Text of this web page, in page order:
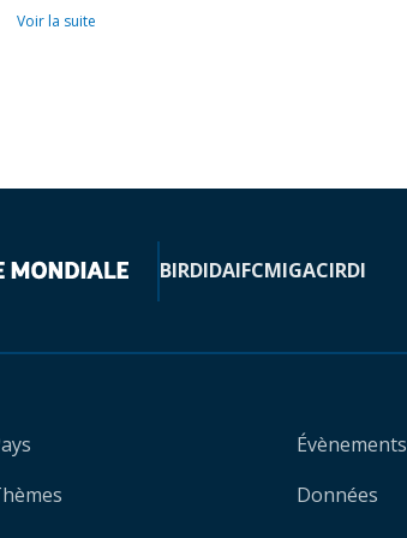
Voir la suite
BIRDIDAIFCMIGACIRDI
Évènements
Données